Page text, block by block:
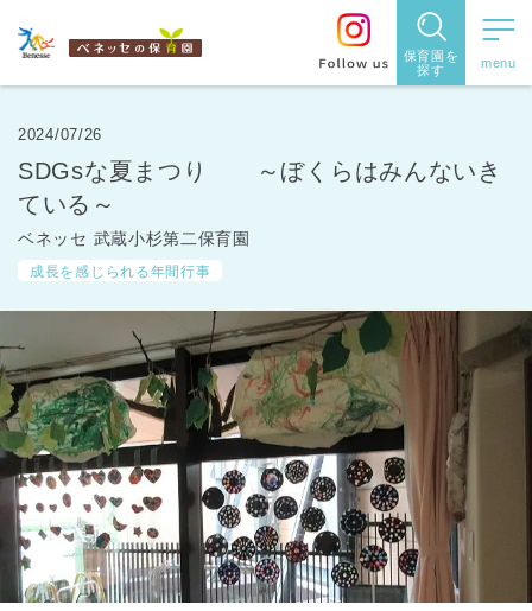
保育園を
探す
保育園を探す
名
都道府県
から探す
東京都
東京都 全域
2024/07/26
SDGsな夏まつり ～ぼくらはみんないき
ている～
ベネッセ 武蔵小杉第二保育園
成長を感じられる年間行事